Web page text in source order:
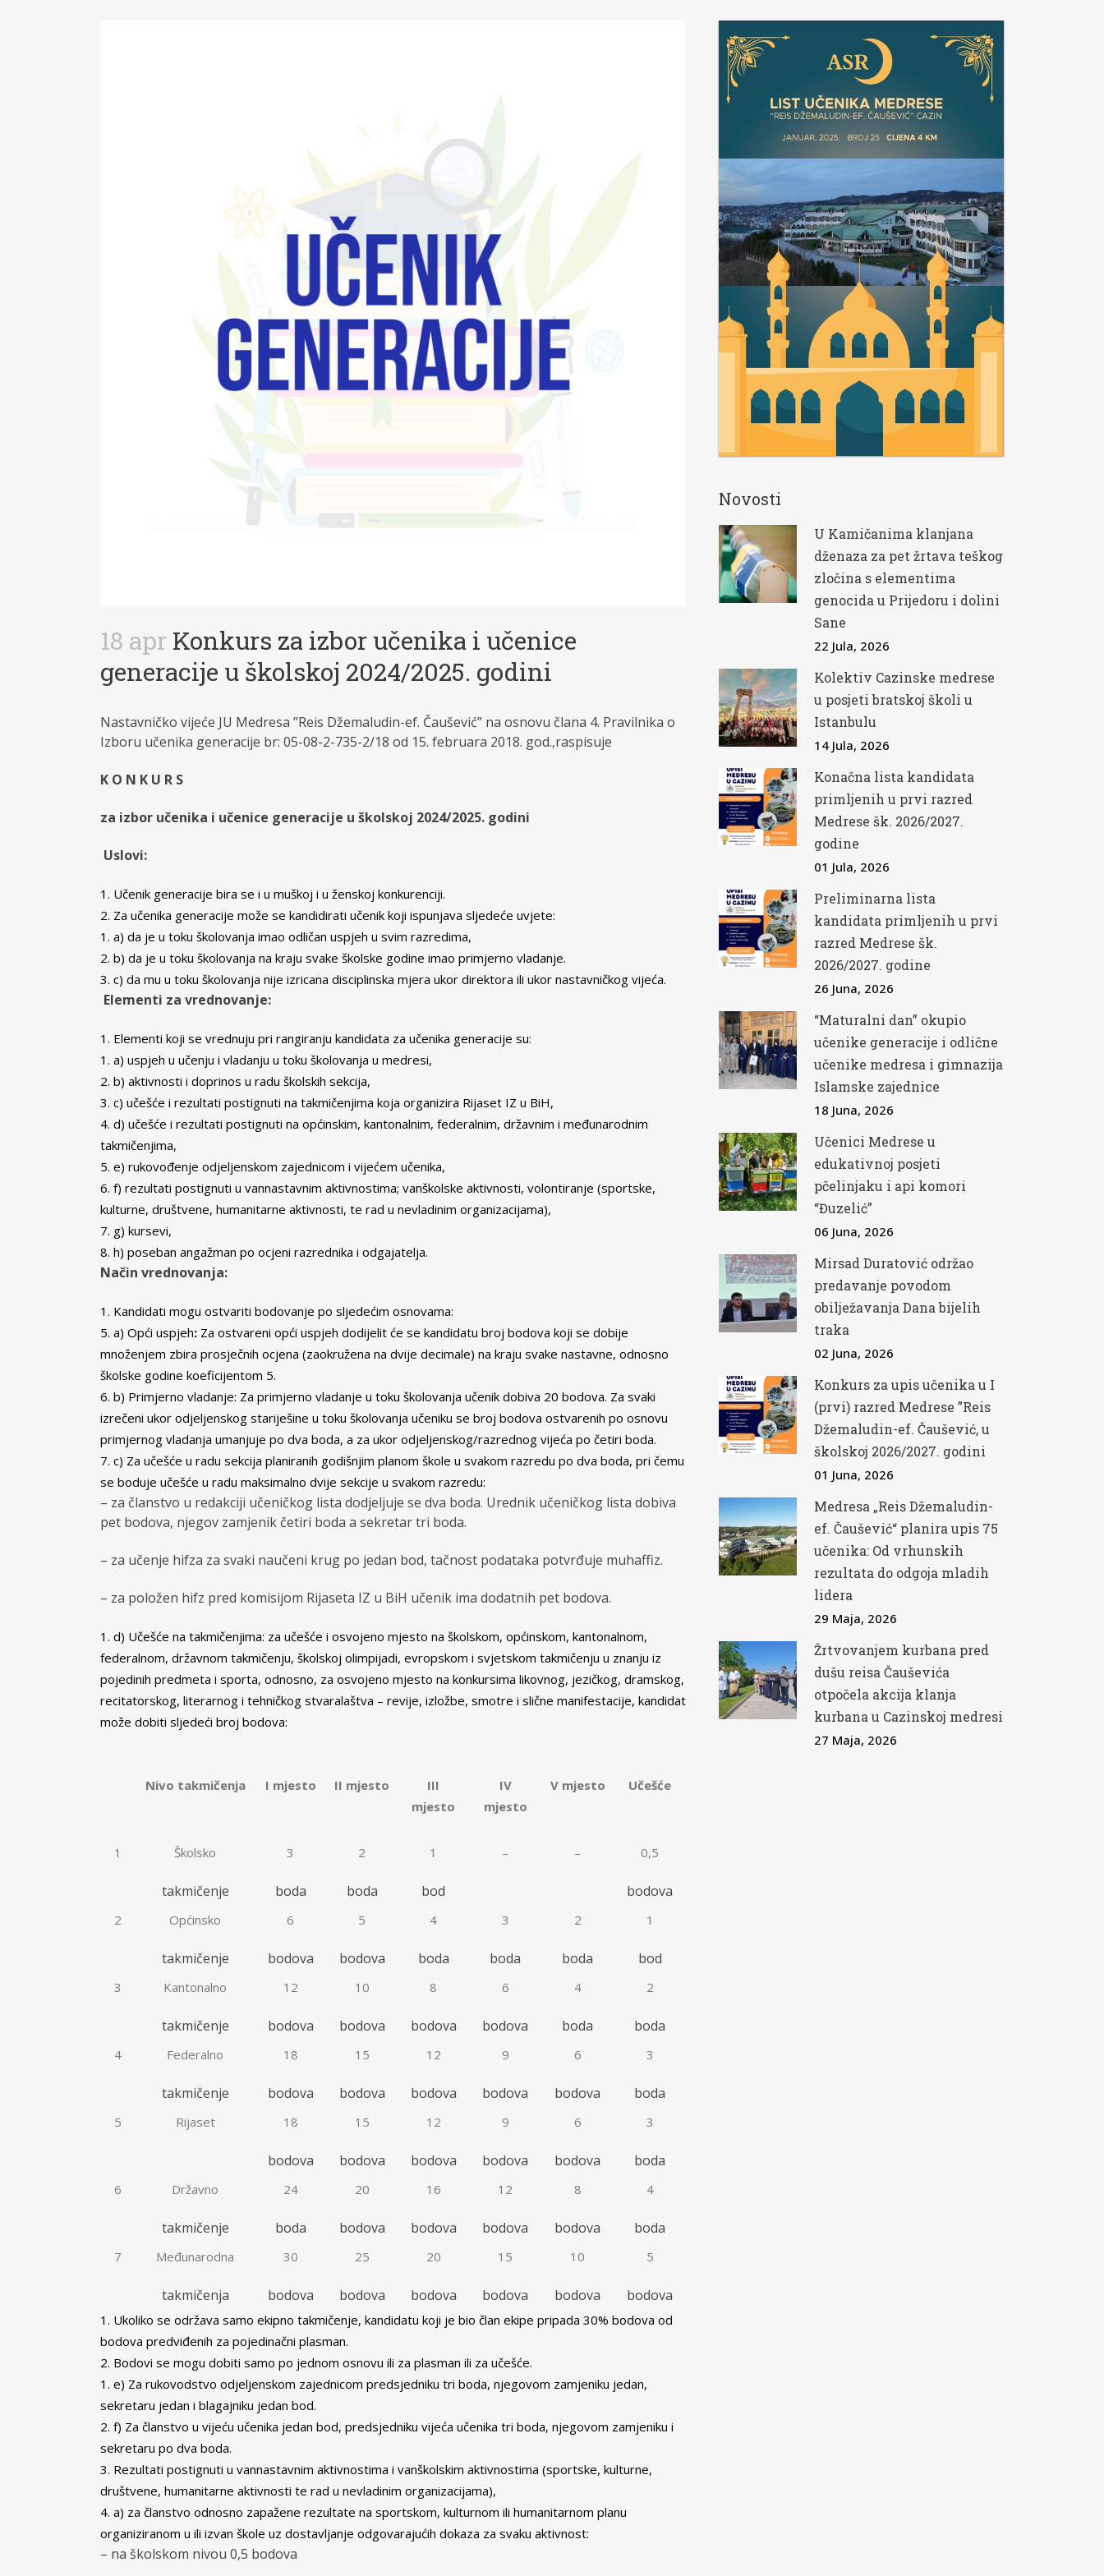
18 apr Konkurs za izbor učenika i učenice
generacije u školskoj 2024/2025. godini
Nastavničko vijeće JU Medresa ”Reis Džemaludin-ef. Čaušević” na osnovu člana 4. Pravilnika o
Izboru učenika generacije br: 05-08-2-735-2/18 od 15. februara 2018. god.,raspisuje
K O N K U R S
za izbor učenika i učenice generacije u školskoj 2024/2025. godini
Uslovi:
Učenik generacije bira se i u muškoj i u ženskoj konkurenciji.
Za učenika generacije može se kandidirati učenik koji ispunjava sljedeće uvjete:
a) da je u toku školovanja imao odličan uspjeh u svim razredima,
b) da je u toku školovanja na kraju svake školske godine imao primjerno vladanje.
c) da mu u toku školovanja nije izricana disciplinska mjera ukor direktora ili ukor nastavničkog vijeća.
Elementi za vrednovanje:
Elementi koji se vrednuju pri rangiranju kandidata za učenika generacije su:
a) uspjeh u učenju i vladanju u toku školovanja u medresi,
b) aktivnosti i doprinos u radu školskih sekcija,
c) učešće i rezultati postignuti na takmičenjima koja organizira Rijaset IZ u BiH,
d) učešće i rezultati postignuti na općinskim, kantonalnim, federalnim, državnim i međunarodnim
takmičenjima,
e) rukovođenje odjeljenskom zajednicom i vijećem učenika,
f) rezultati postignuti u vannastavnim aktivnostima; vanškolske aktivnosti, volontiranje (sportske,
kulturne, društvene, humanitarne aktivnosti, te rad u nevladinim organizacijama),
g) kursevi,
h) poseban angažman po ocjeni razrednika i odgajatelja.
Način vrednovanja:
Kandidati mogu ostvariti bodovanje po sljedećim osnovama:
a) Opći uspjeh: Za ostvareni opći uspjeh dodijelit će se kandidatu broj bodova koji se dobije
množenjem zbira prosječnih ocjena (zaokružena na dvije decimale) na kraju svake nastavne, odnosno
školske godine koeficijentom 5.
b) Primjerno vladanje: Za primjerno vladanje u toku školovanja učenik dobiva 20 bodova. Za svaki
izrečeni ukor odjeljenskog stariješine u toku školovanja učeniku se broj bodova ostvarenih po osnovu
primjernog vladanja umanjuje po dva boda, a za ukor odjeljenskog/razrednog vijeća po četiri boda.
c) Za učešće u radu sekcija planiranih godišnjim planom škole u svakom razredu po dva boda, pri čemu
se boduje učešće u radu maksimalno dvije sekcije u svakom razredu:
– za članstvo u redakciji učeničkog lista dodjeljuje se dva boda. Urednik učeničkog lista dobiva
pet bodova, njegov zamjenik četiri boda a sekretar tri boda.
– za učenje hifza za svaki naučeni krug po jedan bod, tačnost podataka potvrđuje muhaffiz.
– za položen hifz pred komisijom Rijaseta IZ u BiH učenik ima dodatnih pet bodova.
d) Učešće na takmičenjima: za učešće i osvojeno mjesto na školskom, općinskom, kantonalnom,
federalnom, državnom takmičenju, škol­skoj olimpijadi, evropskom i svjetskom takmičenju u znanju iz
pojedinih predmeta i sporta, odnosno, za osvojeno mjesto na konkursima likovnog, jezičkog, dramskog,
recitatorskog, literarnog i tehničkog stvaralaštva – revije, izložbe, smotre i slične manifestacije, kandidat
može dobiti sljedeći broj bodova:
Nivo takmičenja I mjesto II mjesto
III
mjesto
IV
mjesto
V mjesto Učešće
1 Školsko
takmičenje
3
boda
2
boda
1
bod
– – 0,5
bodova
2 Općinsko
takmičenje
6
bodova
5
bodova
4
boda
3
boda
2
boda
1
bod
3 Kantonalno
takmičenje
12
bodova
10
bodova
8
bodova
6
bodova
4
boda
2
boda
4 Federalno
takmičenje
18
bodova
15
bodova
12
bodova
9
bodova
6
bodova
3
boda
5 Rijaset 18
bodova
15
bodova
12
bodova
9
bodova
6
bodova
3
boda
6 Državno
takmičenje
24
boda
20
bodova
16
bodova
12
bodova
8
bodova
4
boda
7 Međunarodna
takmičenja
30
bodova
25
bodova
20
bodova
15
bodova
10
bodova
5
bodova
Ukoliko se održava samo ekipno takmičenje, kandidatu koji je bio član ekipe pripada 30% bodova od
bodova predviđenih za pojedinačni plasman.
Bodovi se mogu dobiti samo po jednom osnovu ili za plasman ili za učešće.
e) Za rukovodstvo odjeljenskom zajednicom predsjedniku tri boda, njegovom zamjeniku jedan,
sekretaru jedan i blagajniku jedan bod.
f) Za članstvo u vijeću učenika jedan bod, predsjedniku vijeća učenika tri boda, njegovom zamjeniku i
sekretaru po dva boda.
Rezultati postignuti u vannastavnim aktivnostima i vanškolskim aktivnostima (sportske, kulturne,
društvene, humanitarne aktivnosti te rad u nevladinim organizacijama),
a) za članstvo odnosno zapažene rezultate na sportskom, kulturnom ili humanitarnom planu
organiziranom u ili izvan škole uz dostavljanje odgovarajućih dokaza za svaku aktivnost:
– na školskom nivou 0,5 bodova
Novosti
U Kamičanima klanjana
dženaza za pet žrtava teškog
zločina s elementima
genocida u Prijedoru i dolini
Sane
22 Jula, 2026
Kolektiv Cazinske medrese
u posjeti bratskoj školi u
Istanbulu
14 Jula, 2026
Konačna lista kandidata
primljenih u prvi razred
Medrese šk. 2026/2027.
godine
01 Jula, 2026
Preliminarna lista
kandidata primljenih u prvi
razred Medrese šk.
2026/2027. godine
26 Juna, 2026
“Maturalni dan” okupio
učenike generacije i odlične
učenike medresa i gimnazija
Islamske zajednice
18 Juna, 2026
Učenici Medrese u
edukativnoj posjeti
pčelinjaku i api komori
“Đuzelić”
06 Juna, 2026
Mirsad Duratović održao
predavanje povodom
obilježavanja Dana bijelih
traka
02 Juna, 2026
Konkurs za upis učenika u I
(prvi) razred Medrese ”Reis
Džemaludin-ef. Čaušević, u
školskoj 2026/2027. godini
01 Juna, 2026
Medresa „Reis Džemaludin-
ef. Čaušević“ planira upis 75
učenika: Od vrhunskih
rezultata do odgoja mladih
lidera
29 Maja, 2026
Žrtvovanjem kurbana pred
dušu reisa Čauševića
otpočela akcija klanja
kurbana u Cazinskoj medresi
27 Maja, 2026